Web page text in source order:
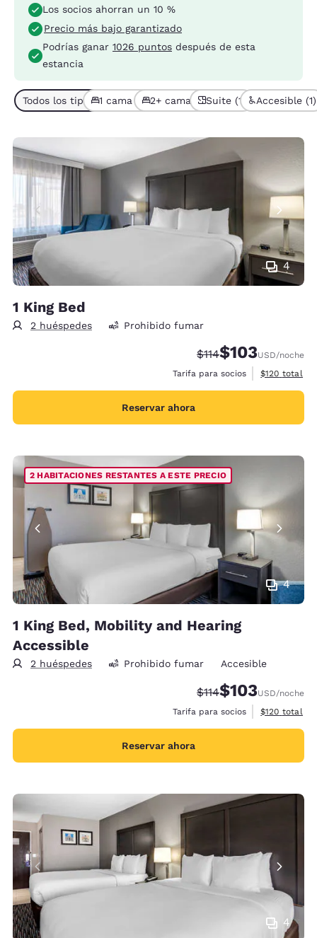
Los socios ahorran un 10 %
Precio más bajo garantizado
Podrías ganar 1026 puntos después de esta
estancia
Todos los tipos de habitación (6)
1 cama (4)2+ camas (2)Suite (1) Accesible (1)
4
1 King Bed
2 huéspedes Prohibido fumar
Precio tachado:
$114Precio con
$103USD/noche
Tarifa para socios
Ver detalles
$120 total
Reservar ahora
4
2 HABITACIONES RESTANTES A ESTE PRECIO
1 King Bed, Mobility and Hearing
Accessible
2 huéspedes Prohibido fumar Accesible
Precio tachado:
$114Precio con
$103USD/noche
Tarifa para socios
Ver detalles
$120 total
Reservar ahora
4